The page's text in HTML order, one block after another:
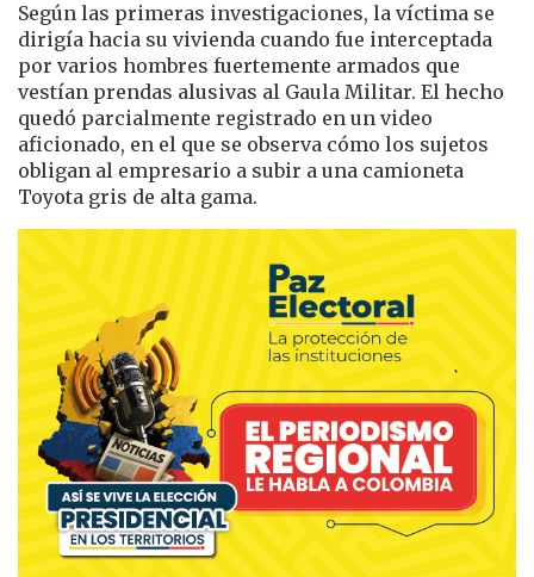
Según las primeras investigaciones, la víctima se
dirigía hacia su vivienda cuando fue interceptada
por varios hombres fuertemente armados que
vestían prendas alusivas al Gaula Militar. El hecho
quedó parcialmente registrado en un video
aficionado, en el que se observa cómo los sujetos
obligan al empresario a subir a una camioneta
Toyota gris de alta gama.